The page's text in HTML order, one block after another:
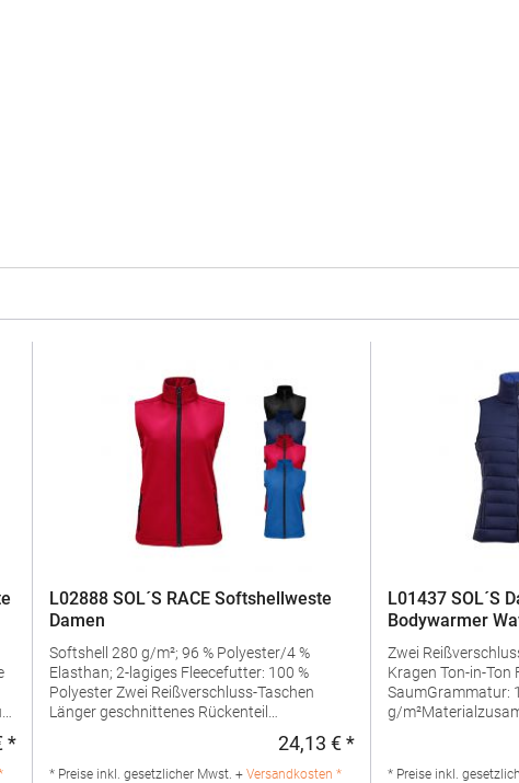
Regulärer Preis:
*
L02888 SOL´S RACE Softshellweste
Damen
Softshell 280 g/m²; 96 % Polyester/4 %
Elasthan; 2-lagiges Fleecefutter: 100 %
Polyester Zwei Reißverschluss-Taschen
Länger geschnittenes Rückenteil
EtikettGrammatur: 280
Regulärer Preis:
24,13 € *
* Preise inkl. gesetzlicher Mwst. + Versandkosten *
L01437 SOL´S
Bodywarmer
Zwei Reißverschluss-
Kragen Ton-in-Ton Finishing am
SaumGrammatur:
g/
Produktsicherheit:
* Preise inkl.